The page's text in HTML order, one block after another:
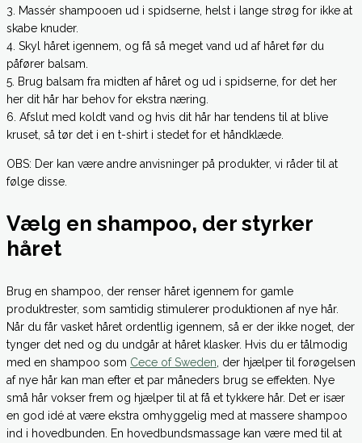
3. Massér shampooen ud i spidserne, helst i lange strøg for ikke at
skabe knuder.
4. Skyl håret igennem, og få så meget vand ud af håret før du
påfører balsam.
5. Brug balsam fra midten af håret og ud i spidserne, for det her
her dit hår har behov for ekstra næring.
6. Afslut med koldt vand og hvis dit hår har tendens til at blive
kruset, så tør det i en t-shirt i stedet for et håndklæde.
OBS: Der kan være andre anvisninger på produkter, vi råder til at
følge disse.
Vælg en shampoo, der styrker
håret
Brug en shampoo, der renser håret igennem for gamle
produktrester, som samtidig stimulerer produktionen af nye hår.
Når du får vasket håret ordentlig igennem, så er der ikke noget, der
tynger det ned og du undgår at håret klasker. Hvis du er tålmodig
med en shampoo som Cece of Sweden , der hjælper til forøgelsen
af nye hår kan man efter et par måneders brug se effekten. Nye
små hår vokser frem og hjælper til at få et tykkere hår. Det er især
en god idé at være ekstra omhyggelig med at massere shampoo
ind i hovedbunden. En hovedbundsmassage kan være med til at